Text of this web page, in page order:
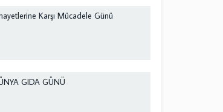
Karşı Mücadele Günü
GIDA GÜNÜ